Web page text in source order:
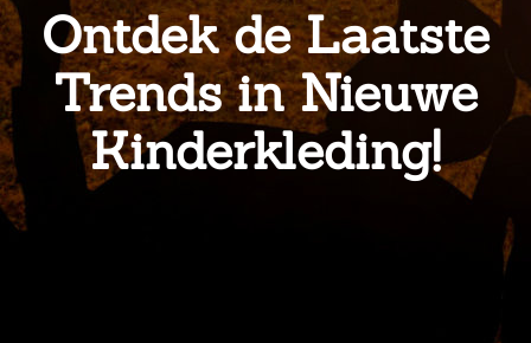
Ontdek de Laatste
Trends in Nieuwe
Kinderkleding!